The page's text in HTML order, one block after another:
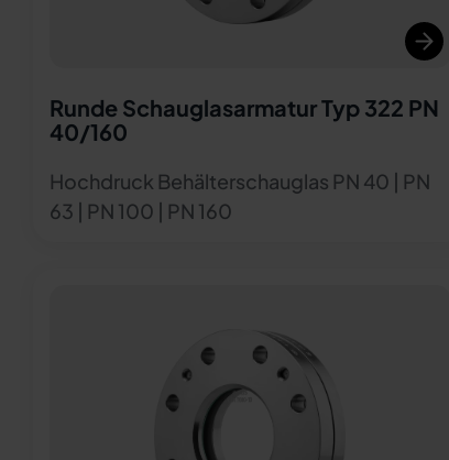
Runde Schauglasarmatur Typ 322 PN
40/160
Hochdruck Behälterschauglas PN 40 | PN
63 | PN 100 | PN 160